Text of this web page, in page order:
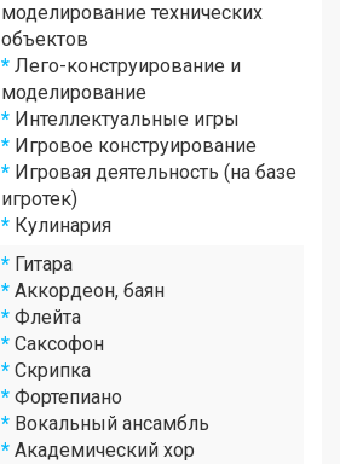
моделирование технических
объектов
* Лего-конструирование и
моделирование
* Интеллектуальные игры
* Игровое конструирование
* Игровая деятельность (на базе
игротек)
* Кулинария
* Гитара
* Аккордеон, баян
* Флейта
* Саксофон
* Скрипка
* Фортепиано
* Вокальный ансамбль
* Академический хор